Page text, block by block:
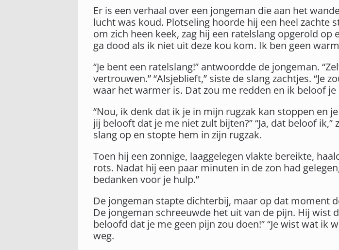
Er is een verhaal over een jongeman die aan het
lucht was koud. Plotseling hoorde hij een heel zachte
om zich heen keek, zag hij een ratelslang opgerold op
ga dood als ik niet uit deze kou kom. Ik ben geen
“Je bent een ratelslang!” antwoordde de jongeman.
vertrouwen.” “Alsjeblieft,” siste de slang zachtjes. “Je
waar het warmer is. Dat zou me redden en ik beloof je
“Nou, ik denk dat ik je in mijn rugzak kan stoppen en
jij belooft dat je me niet zult bijten?” “Ja, dat beloof ik,”
slang op en stopte hem in zijn rugzak.
Toen hij een zonnige, laaggelegen vlakte bereikte,
rots. Nadat hij een paar minuten in de zon had
bedanken voor je hulp.”
De jongeman stapte dichterbij, maar op dat moment
De jongeman schreeuwde het uit van de pijn. Hij wist
beloofd dat je me geen pijn zou doen!” “Je wist wat ik
weg.